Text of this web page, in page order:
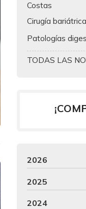
TODAS LAS
Costas
Cirugía bariátrica
Patologías
2026
2025
2024